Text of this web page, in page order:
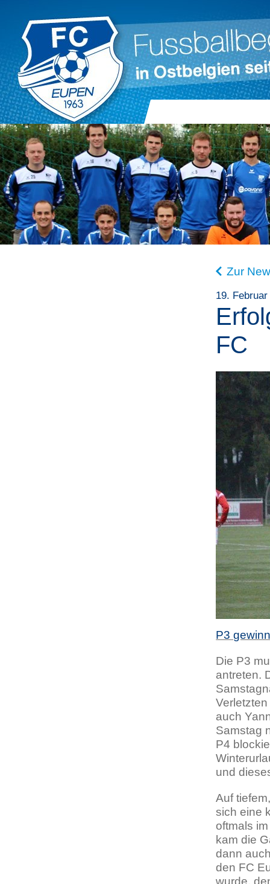
Zur
19. Februar
FC
P3
Die P3
antreten.
auch
Samstag
P4
und
Auf
sich eine
oftmals
kam die
dann
den FC
wurde,